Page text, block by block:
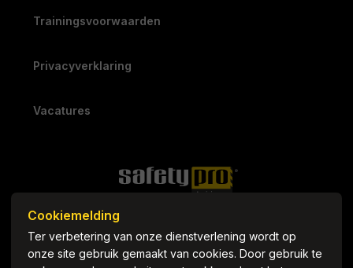
Trainingsvoorwaarden
Privacyverklaring
Vacatures
Cookiemelding
Ter verbetering van onze dienstverlening wordt op
onze site gebruik gemaakt van cookies. Door gebruik te